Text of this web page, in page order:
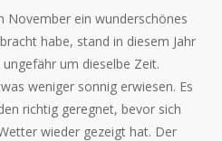
November ein wunderschönes
habe, stand in diesem Jahr
um dieselbe Zeit.
weniger sonnig erwiesen. Es
richtig geregnet, bevor sich
wieder gezeigt hat. Der